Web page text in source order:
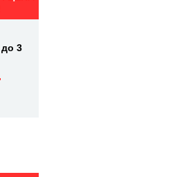
3